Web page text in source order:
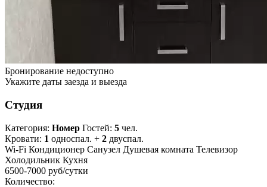
Бронирование недоступно
Укажите даты заезда и выезда
Студия
Категория: Номер Гостей: 5 чел.
Кровати: 1 односпал. + 2 двуспал.
Wi-Fi Кондиционер Санузел Душевая комната Телевизор
Холодильник Кухня
6500-7000 руб/сутки
Количество: